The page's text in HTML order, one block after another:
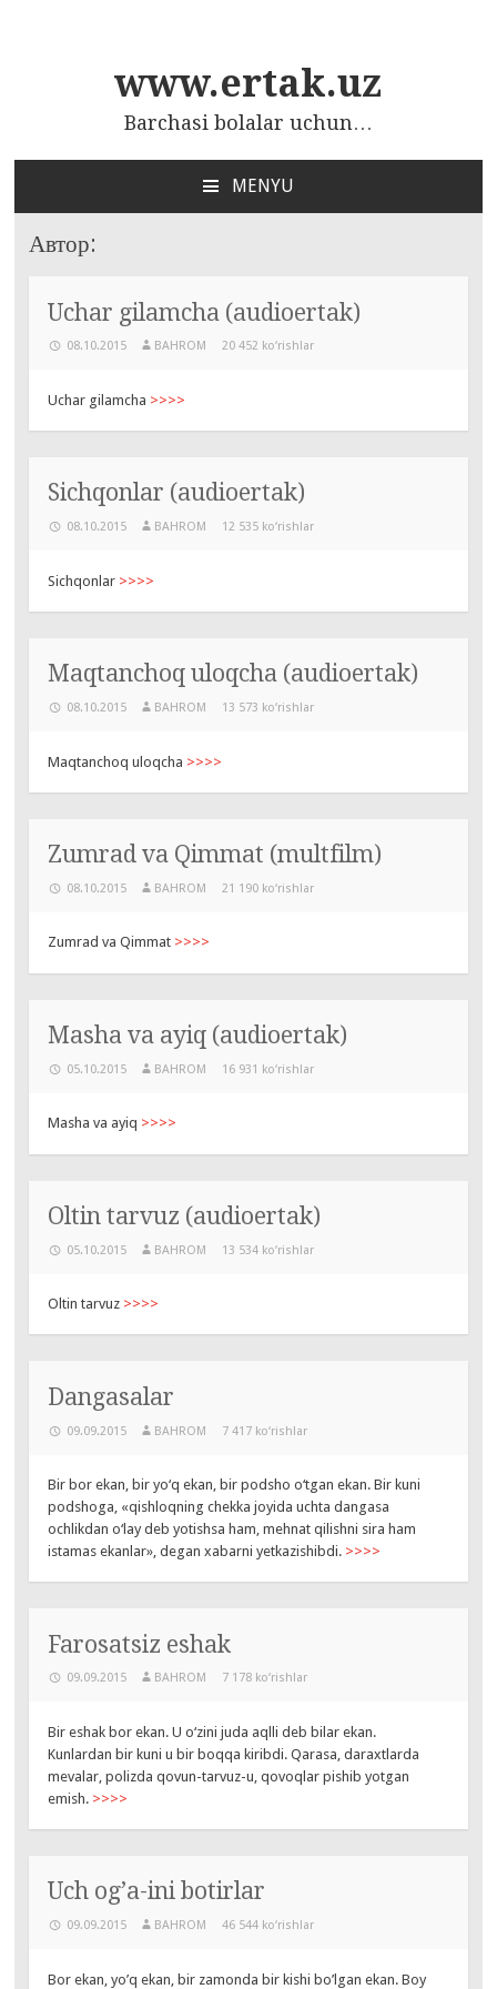
www.ertak.uz
Barchasi bolalar uchun…
MENYU
СОДЕРЖАНИЮ
Автор:
Uchar gilamcha (audioertak)
08.10.2015 BAHROM 20 452 ko‘rishlar
Uchar gilamcha >>>>
Sichqonlar (audioertak)
08.10.2015 BAHROM 12 535 ko‘rishlar
Sichqonlar >>>>
Maqtanchoq uloqcha (audioertak)
08.10.2015 BAHROM 13 573 ko‘rishlar
Maqtanchoq uloqcha >>>>
Zumrad va Qimmat (multfilm)
08.10.2015 BAHROM 21 190 ko‘rishlar
Zumrad va Qimmat >>>>
Masha va ayiq (audioertak)
05.10.2015 BAHROM 16 931 ko‘rishlar
Masha va ayiq >>>>
Oltin tarvuz (audioertak)
05.10.2015 BAHROM 13 534 ko‘rishlar
Oltin tarvuz >>>>
Dangasalar
09.09.2015 BAHROM 7 417 ko‘rishlar
Bir bor ekan, bir yo‘q ekan, bir podsho o‘tgan ekan. Bir kuni
podshoga, «qishloqning chekka joyida uchta dangasa
ochlikdan o‘lay deb yotishsa ham, mehnat qilishni sira ham
istamas ekanlar», degan xabarni yetkazishibdi. >>>>
Farosatsiz eshak
09.09.2015 BAHROM 7 178 ko‘rishlar
Bir eshak bor ekan. U o‘zini juda aqlli deb bilar ekan.
Kunlardan bir kuni u bir boqqa kiribdi. Qarasa, daraxtlarda
mevalar, polizda qovun-tarvuz-u, qovoqlar pishib yotgan
emish. >>>>
Uch og’a-ini botirlar
09.09.2015 BAHROM 46 544 ko‘rishlar
Bor ekan, yo’q ekan, bir zamonda bir kishi bo’lgan ekan. Boy